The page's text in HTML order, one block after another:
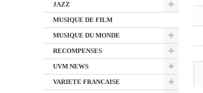
JAZZ
MUSIQUE DE FILM
MUSIQUE DU MONDE
RECOMPENSES
UVM NEWS
VARIETE FRANCAISE